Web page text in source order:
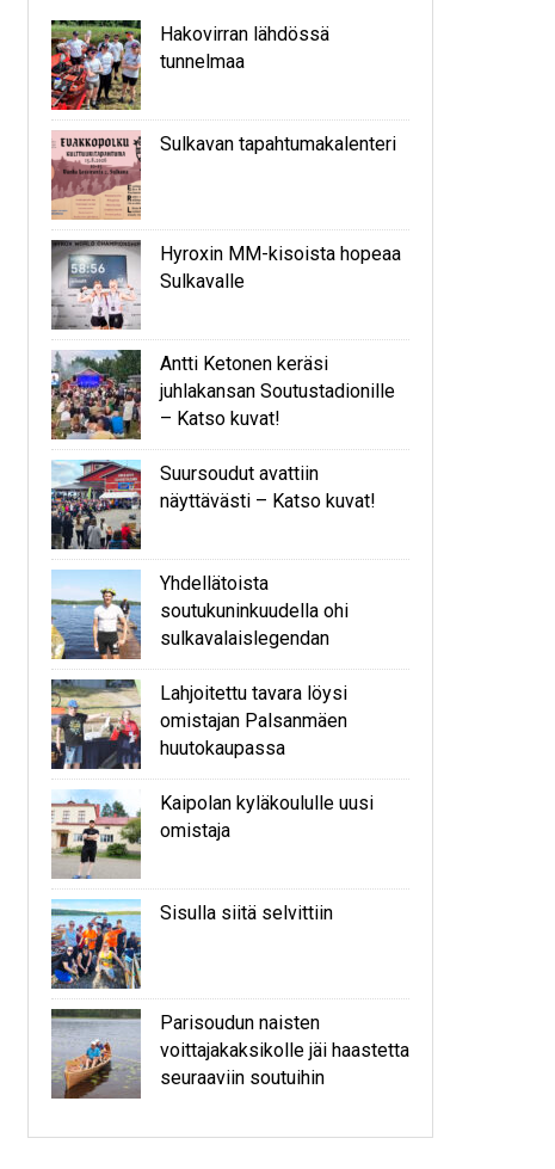
Hakovirran lähdössä
tunnelmaa
Sulkavan tapahtumakalenteri
Hyroxin MM-kisoista hopeaa
Sulkavalle
Antti Ketonen keräsi
juhlakansan Soutustadionille
– Katso kuvat!
Suursoudut avattiin
näyttävästi – Katso kuvat!
Yhdellätoista
soutukuninkuudella ohi
sulkavalaislegendan
Lahjoitettu tavara löysi
omistajan Palsanmäen
huutokaupassa
Kaipolan kyläkoululle uusi
omistaja
Sisulla siitä selvittiin
Parisoudun naisten
voittajakaksikolle jäi haastetta
seuraaviin soutuihin